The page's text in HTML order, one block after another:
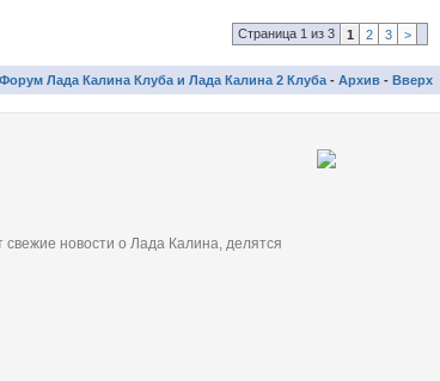
Страница 1 из 3 1 2 3 >
Лада Калина Клуба и Лада Калина 2 Клуба - Архив - Вверх
новости о Лада Калина, делятся